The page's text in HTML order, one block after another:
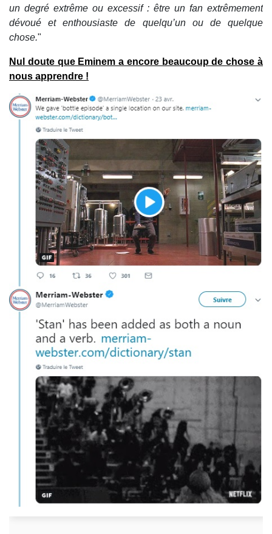
un degré extrême ou excessif : être un fan extrêmement
dévoué et enthousiaste de quelqu’un ou de quelque
chose."
Nul doute que Eminem a encore beaucoup de chose à
nous apprendre !